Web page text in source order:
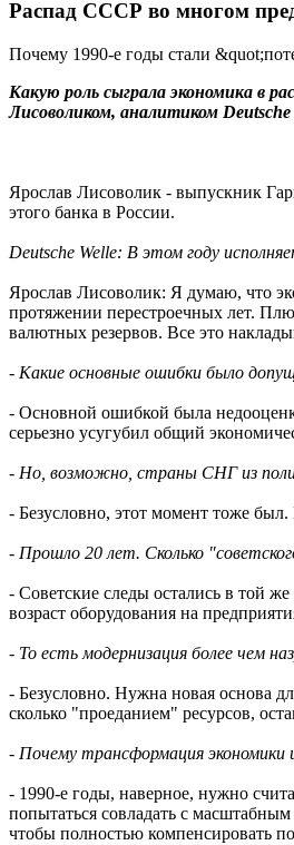
Распад СССР во многом
Почему 1990-е годы стали
Какую роль сыграла экономика в
Лисоволиком, аналитиком
Ярослав Лисоволик - выпускник
этого банка в России.
Deutsche Welle: В этом году
Ярослав Лисоволик: Я думаю, что
протяжении перестроечных лет.
валютных резервов. Все это
- Какие основные ошибки было
- Основной ошибкой была
серьезно усугубил общий
- Но, возможно, страны СНГ из
- Безусловно, этот момент тоже
- Прошло 20 лет. Сколько
- Советские следы остались в той
возраст оборудования на
- То есть модернизация более чем
- Безусловно. Нужна новая основа
сколько "проеданием" ресурсов,
- Почему трансформация
- 1990-е годы, наверное, нужно
попытаться совладать с
чтобы полностью компенсировать